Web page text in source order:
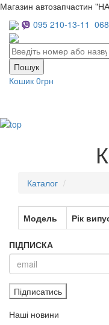
Магазин автозапчастин
095 210-13-11
Кошик 0грн
Каталог
Модель Рік
ПІДПИСКА
Підписатись
Наші новини